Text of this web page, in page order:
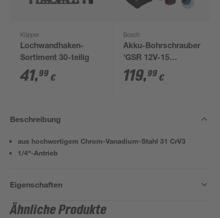
Küpper
Lochwandhaken-
Sortiment 30-teilig
41,99 €
Bosch
Akku-Bohrschrauber
'GSR 12V-15
Professional' mit 2
Akkus, Tasche und
119,99 €
Beschreibung
aus hochwertigem Chrom-Vanadium-Stahl 31 CrV3
1/4"-Antrieb
Eigenschaften
Ähnliche Produkte